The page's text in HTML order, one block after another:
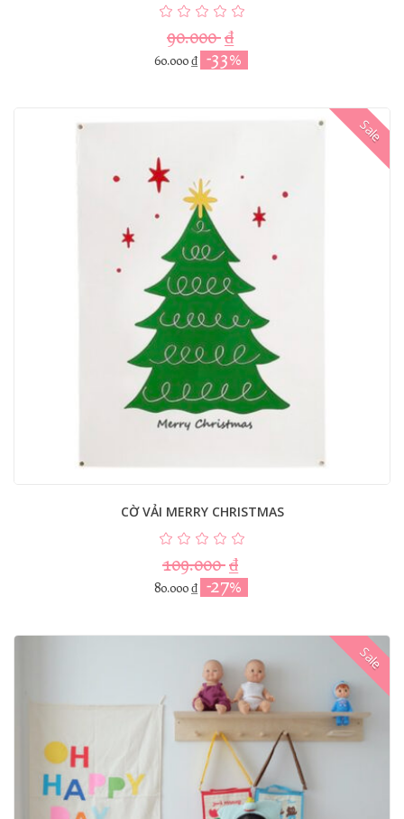
90.000₫
60.000₫ -33%
Sale
CỜ VẢI MERRY CHRISTMAS
109.000₫
80.000₫ -27%
Sale